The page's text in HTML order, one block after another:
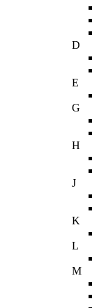
D
E
G
H
J
K
L
M